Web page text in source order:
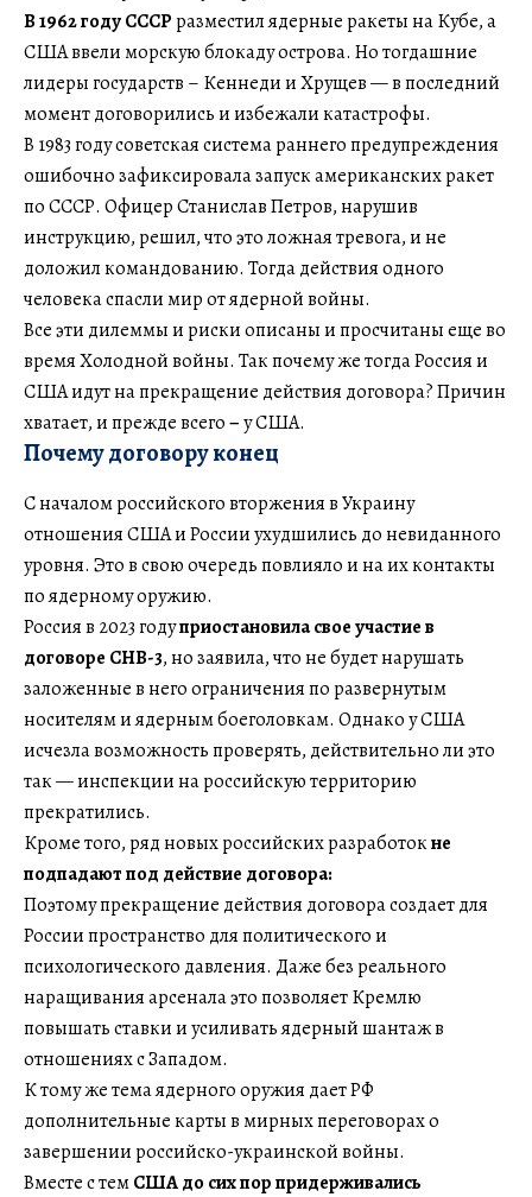
В 1962 году СССРразместил ядерные ракеты на Кубе, а
США ввели морскую блокаду острова. Но тогдашние
лидеры государств – Кеннеди и Хрущев — в последний
момент договорились и избежали катастрофы.
В 1983 году советская система раннего предупреждения
ошибочно зафиксировала запуск американских ракет
по СССР. Офицер Станислав Петров, нарушив
инструкцию, решил, что это ложная тревога, и не
доложил командованию. Тогда действия одного
человека спасли мир от ядерной войны.
Все эти дилеммы и риски описаны и просчитаны еще во
время Холодной войны. Так почему же тогда Россия и
США идут на прекращение действия договора? Причин
хватает, и прежде всего–у США.
Почему договору конец
С началом российского вторжения в Украину
отношения США и России ухудшились до невиданного
уровня. Это в свою очередь повлияло и на их контакты
по ядерному оружию.
Россия в 2023 годуприостановила свое участие в
договоре СНВ-3, но заявила, что не будет нарушать
заложенные в него ограничения по развернутым
носителям и ядерным боеголовкам. Однако у США
исчезла возможность проверять, действительно ли это
так — инспекции на российскую территорию
прекратились.
Кроме того, ряд новых российских разработокне
подпадают под действие договора:
Поэтому прекращение действия договора создает для
России пространство для политического и
психологического давления. Даже без реального
наращивания арсенала это позволяет Кремлю
повышать ставки и усиливать ядерный шантаж в
отношениях с Западом.
К тому же тема ядерного оружия дает РФ
дополнительные карты в мирных переговорах о
завершении российско-украинской войны.
Вместе с темСША до сих пор придерживались